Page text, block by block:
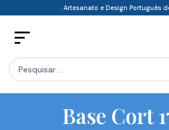
content
· Artesanato e Design Português
Search
...
Base Cort